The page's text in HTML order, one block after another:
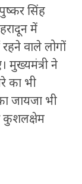
सिंह
में
वाले लोगों
मुख्यमंत्री ने
का भी
जायजा भी
कुशलक्षेम